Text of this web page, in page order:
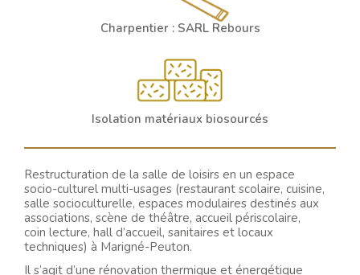
Charpentier : SARL Rebours
Isolation matériaux biosourcés
Restructuration de la salle de loisirs en un espace
socio-culturel multi-usages (restaurant scolaire, cuisine,
salle socioculturelle, espaces modulaires destinés aux
associations, scène de théâtre, accueil périscolaire,
coin lecture, hall d’accueil, sanitaires et locaux
techniques) à Marigné-Peuton.
Il s’agit d’une rénovation thermique et énergétique